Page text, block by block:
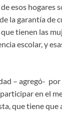
esos hogares
la garantía de
tienen las
escolar, y
– agregó-
en el
que tiene que